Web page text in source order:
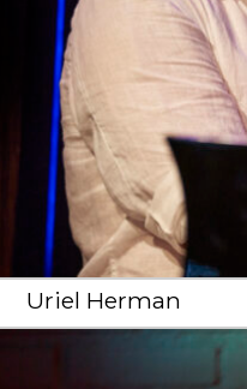
Uriel Herman